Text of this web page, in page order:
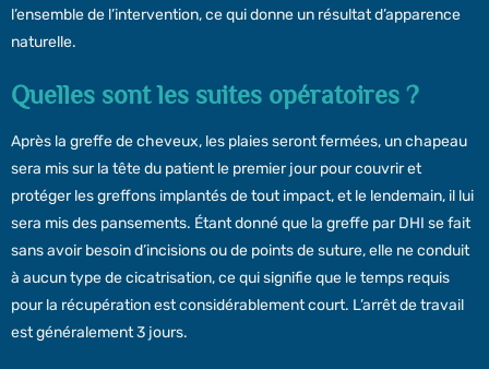
l’ensemble de l’intervention, ce qui donne un résultat d’apparence
naturelle.
Quelles sont les suites opératoires ?
Après la greffe de cheveux, les plaies seront fermées, un chapeau
sera mis sur la tête du patient le premier jour pour couvrir et
protéger les greffons implantés de tout impact, et le lendemain, il lui
sera mis des pansements. Étant donné que la greffe par DHI se fait
sans avoir besoin d’incisions ou de points de suture, elle ne conduit
à aucun type de cicatrisation, ce qui signifie que le temps requis
pour la récupération est considérablement court. L’arrêt de travail
est généralement 3 jours.